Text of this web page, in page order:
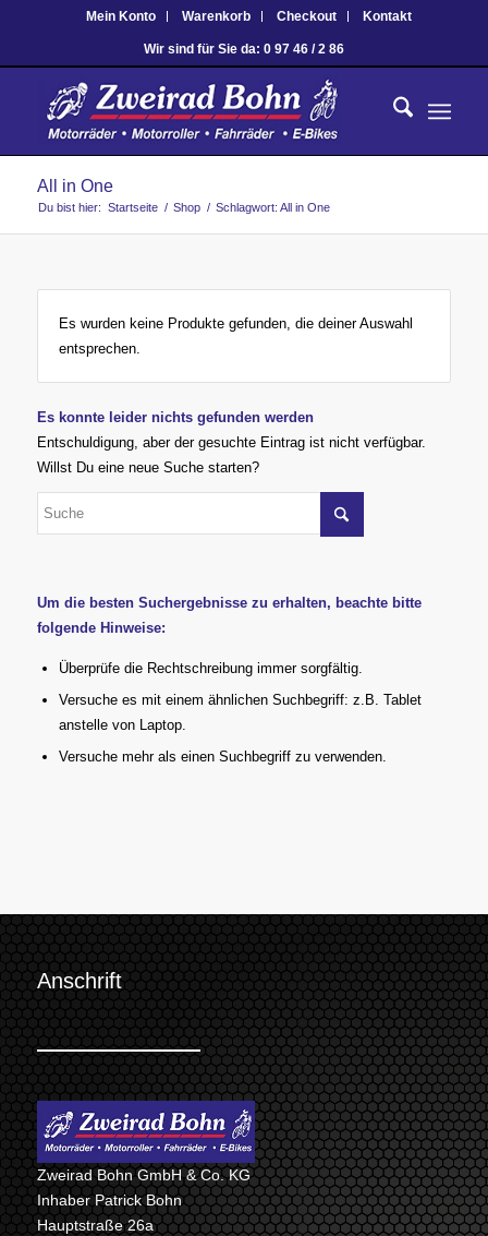
Mein Konto Warenkorb Checkout Kontakt
Wir sind für Sie da: 0 97 46 / 2 86
All in One
Du bist hier: Startseite / Shop / Schlagwort: All in One
Es wurden keine Produkte gefunden, die deiner Auswahl
entsprechen.
Es konnte leider nichts gefunden werden
Entschuldigung, aber der gesuchte Eintrag ist nicht verfügbar.
Willst Du eine neue Suche starten?
Um die besten Suchergebnisse zu erhalten, beachte bitte
folgende Hinweise:
Überprüfe die Rechtschreibung immer sorgfältig.
Versuche es mit einem ähnlichen Suchbegriff: z.B. Tablet
anstelle von Laptop.
Versuche mehr als einen Suchbegriff zu verwenden.
Anschrift
Zweirad Bohn GmbH & Co. KG
Inhaber Patrick Bohn
Hauptstraße 26a